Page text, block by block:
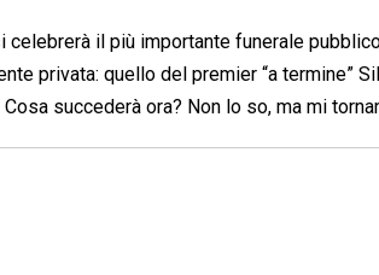
il più importante funerale
privata: quello del premier “a termine”
succederà ora? Non lo so, ma mi